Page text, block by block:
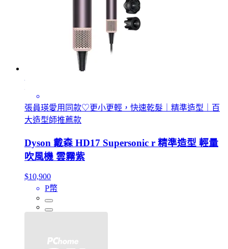
張員瑛愛用同款♡更小更輕，快速乾髮｜精準造型｜百
大造型師推薦款
Dyson 戴森 HD17 Supersonic r 精準造型 輕量
吹風機 雲霧紫
$10,900
P幣